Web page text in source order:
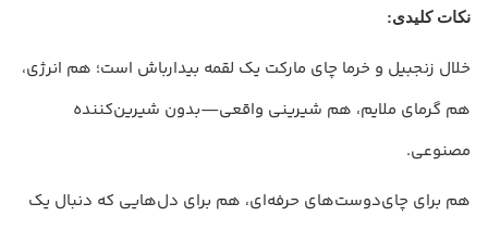
نکات کلیدی:
خلال زنجبیل و خرما چای مارکت یک لقمه بیدارباش است؛ هم انرژی،
هم گرمای ملایم، هم شیرینی واقعی—بدون شیرین‌کننده
مصنوعی.
هم برای چای‌دوست‌های حرفه‌ای، هم برای دل‌هایی که دنبال یک